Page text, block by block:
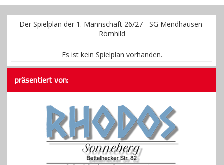
Männer
Nachwuchs
Sponsoren
Links
Gästebuch
Kontakt
Der Spielplan der 1. Mannschaft 26/27 - SG Mendhausen-
Römhild
Es ist kein Spielplan vorhanden.
präsentiert von: